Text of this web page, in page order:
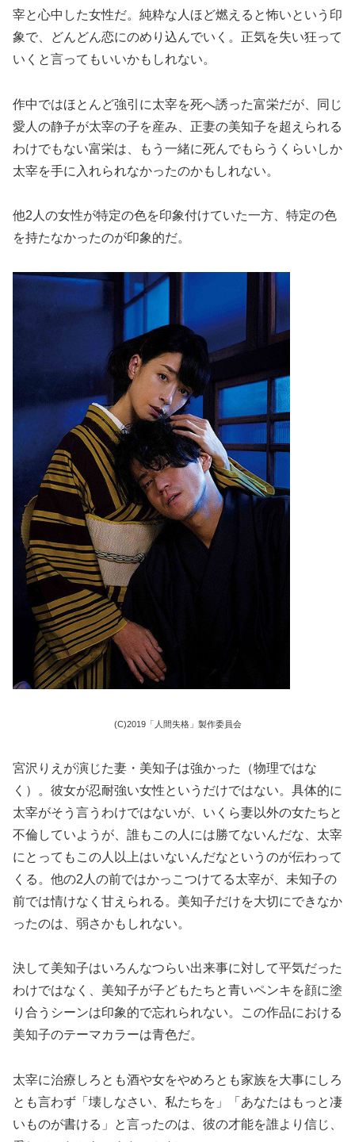
宰と心中した女性だ。純粋な人ほど燃えると怖いという印
象で、どんどん恋にのめり込んでいく。正気を失い狂って
いくと言ってもいいかもしれない。
作中ではほとんど強引に太宰を死へ誘った富栄だが、同じ
愛人の静子が太宰の子を産み、正妻の美知子を超えられる
わけでもない富栄は、もう一緒に死んでもらうくらいしか
太宰を手に入れられなかったのかもしれない。
他2人の女性が特定の色を印象付けていた一方、特定の色
を持たなかったのが印象的だ。
(C)2019「人間失格」製作委員会
宮沢りえが演じた妻・美知子は強かった（物理ではな
く）。彼女が忍耐強い女性というだけではない。具体的に
太宰がそう言うわけではないが、いくら妻以外の女たちと
不倫していようが、誰もこの人には勝てないんだな、太宰
にとってもこの人以上はいないんだなというのが伝わって
くる。他の2人の前ではかっこつけてる太宰が、未知子の
前では情けなく甘えられる。美知子だけを大切にできなか
ったのは、弱さかもしれない。
決して美知子はいろんなつらい出来事に対して平気だった
わけではなく、美知子が子どもたちと青いペンキを顔に塗
り合うシーンは印象的で忘れられない。この作品における
美知子のテーマカラーは青色だ。
太宰に治療しろとも酒や女をやめろとも家族を大事にしろ
とも言わず「壊しなさい、私たちを」「あなたはもっと凄
いものが書ける」と言ったのは、彼の才能を誰より信じ、